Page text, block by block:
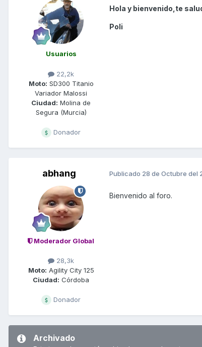
Usuarios
22,2k
Moto: SD300 Titanio
Variador Malossi
Ciudad: Molina de
Segura (Murcia)
Donador
Hola y bienvenido,te
Poli
abhang
Moderador Global
28,3k
Moto: Agility City 125
Ciudad: Córdoba
Donador
Publicado 28 de Octubre del
Bienvenido al foro.
Archivado